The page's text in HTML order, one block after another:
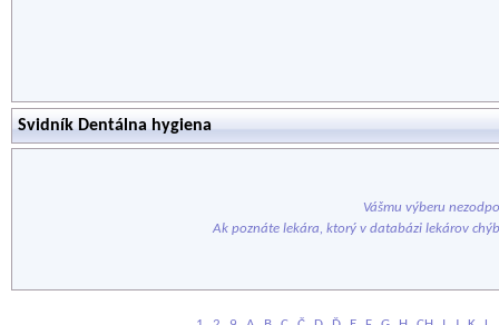
Svidník Dentálna hygiena
Vášmu výberu
Ak poznáte lekára, ktorý v databázi lekárov